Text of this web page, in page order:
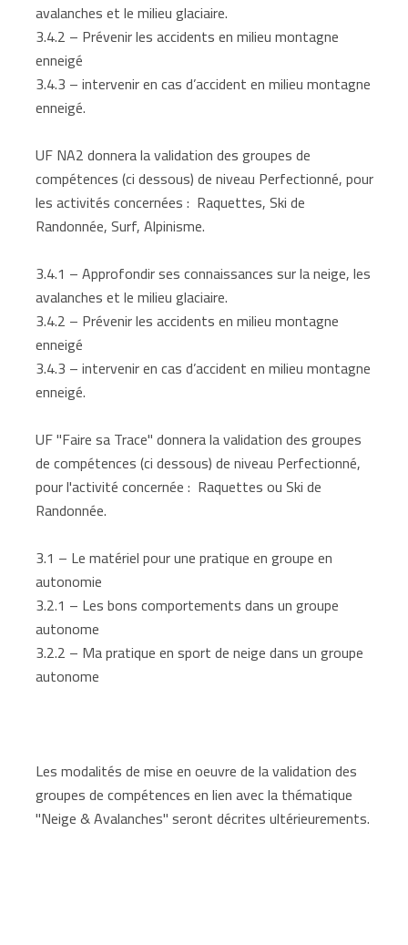
avalanches et le milieu glaciaire.
3.4.2 – Prévenir les accidents en milieu montagne
enneigé
3.4.3 – intervenir en cas d’accident en milieu montagne
enneigé.
UF NA2 donnera la validation des groupes de
compétences (ci dessous) de niveau Perfectionné, pour
les activités concernées : Raquettes, Ski de
Randonnée, Surf, Alpinisme.
3.4.1 – Approfondir ses connaissances sur la neige, les
avalanches et le milieu glaciaire.
3.4.2 – Prévenir les accidents en milieu montagne
enneigé
3.4.3 – intervenir en cas d’accident en milieu montagne
enneigé.
UF "Faire sa Trace" donnera la validation des groupes
de compétences (ci dessous) de niveau Perfectionné,
pour l'activité concernée : Raquettes ou Ski de
Randonnée.
3.1 – Le matériel pour une pratique en groupe en
autonomie
3.2.1 – Les bons comportements dans un groupe
autonome
3.2.2 – Ma pratique en sport de neige dans un groupe
autonome
Les modalités de mise en oeuvre de la validation des
groupes de compétences en lien avec la thématique
"Neige & Avalanches" seront décrites ultérieurements.